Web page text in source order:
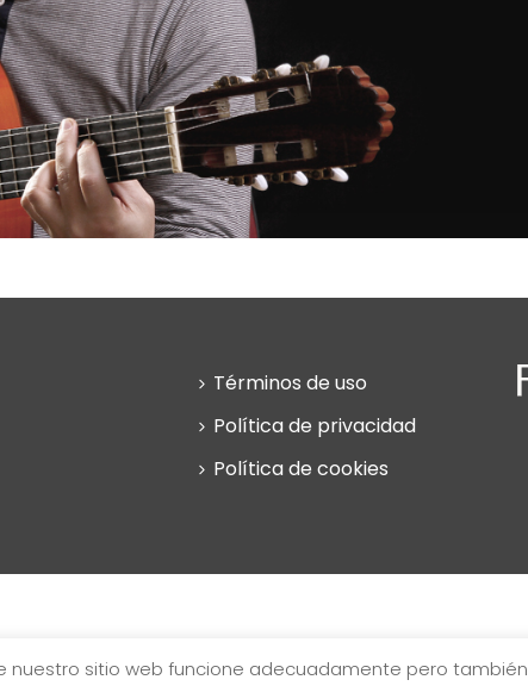
Términos de uso
Política de privacidad
Política de cookies
nuestro sitio web funcione adecuadamente pero